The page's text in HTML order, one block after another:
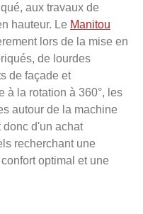
aux travaux de
hauteur. Le Manitou
lors de la mise en
de lourdes
de façade et
à la rotation à 360°, les
autour de la machine
d'un achat
recherchant une
optimal et une